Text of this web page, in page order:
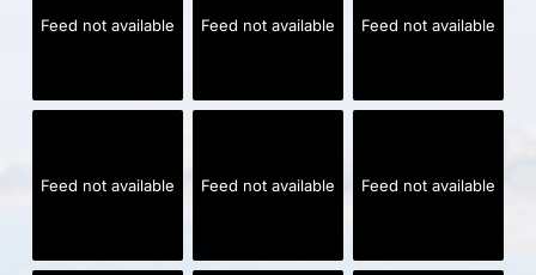
Feed not available Feed not available Feed not available
Feed not available Feed not available Feed not available